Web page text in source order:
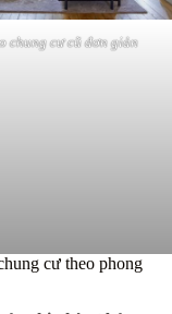
chung cư cũ đơn giản
cư theo phong